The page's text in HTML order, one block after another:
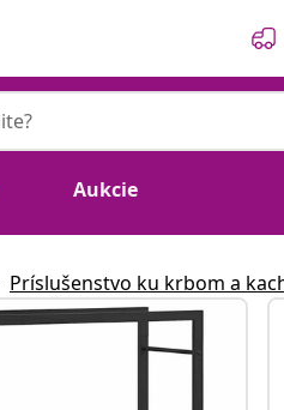
Aukcie
Príslušenstvo ku krbom a